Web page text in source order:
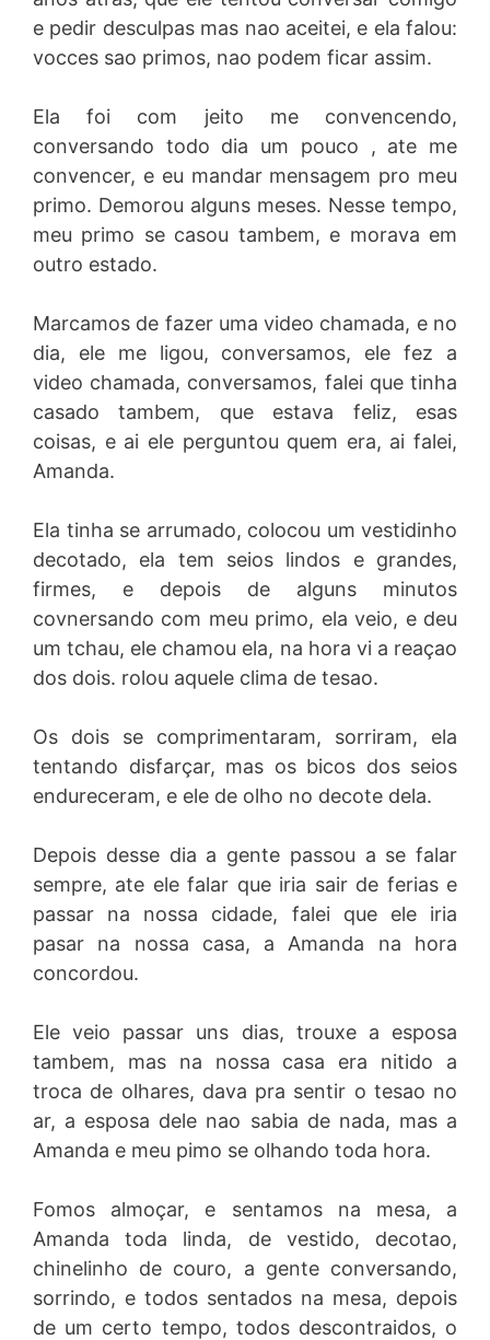
e pedir desculpas mas nao aceitei, e ela falou:
vocces sao primos, nao podem ficar assim.
Ela foi com jeito me convencendo,
conversando todo dia um pouco , ate me
convencer, e eu mandar mensagem pro meu
primo. Demorou alguns meses. Nesse tempo,
meu primo se casou tambem, e morava em
outro estado.
Marcamos de fazer uma video chamada, e no
dia, ele me ligou, conversamos, ele fez a
video chamada, conversamos, falei que tinha
casado tambem, que estava feliz, esas
coisas, e ai ele perguntou quem era, ai falei,
Amanda.
Ela tinha se arrumado, colocou um vestidinho
decotado, ela tem seios lindos e grandes,
firmes, e depois de alguns minutos
covnersando com meu primo, ela veio, e deu
um tchau, ele chamou ela, na hora vi a reaçao
dos dois. rolou aquele clima de tesao.
Os dois se comprimentaram, sorriram, ela
tentando disfarçar, mas os bicos dos seios
endureceram, e ele de olho no decote dela.
Depois desse dia a gente passou a se falar
sempre, ate ele falar que iria sair de ferias e
passar na nossa cidade, falei que ele iria
pasar na nossa casa, a Amanda na hora
concordou.
Ele veio passar uns dias, trouxe a esposa
tambem, mas na nossa casa era nitido a
troca de olhares, dava pra sentir o tesao no
ar, a esposa dele nao sabia de nada, mas a
Amanda e meu pimo se olhando toda hora.
Fomos almoçar, e sentamos na mesa, a
Amanda toda linda, de vestido, decotao,
chinelinho de couro, a gente conversando,
sorrindo, e todos sentados na mesa, depois
de um certo tempo, todos descontraidos, o